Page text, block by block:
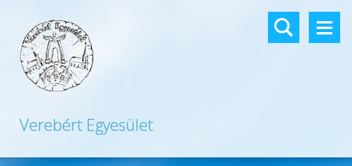
Verebért Egyesület